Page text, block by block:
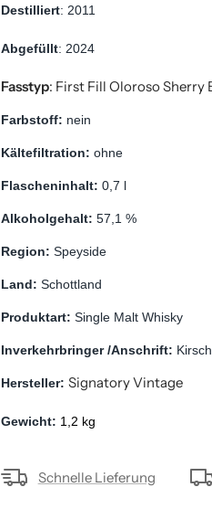
Destilliert: 2011
Abgefüllt: 2024
Fasstyp: First Fill Oloroso Sherry
Farbstoff: nein
Kältefiltration: ohne
Flascheninhalt: 0,7 l
Alkoholgehalt: 57,1 %
Region: Speyside
Land: Schottland
Produktart: Single Malt Whisky
Inverkehrbringer /Anschrift:
Hersteller: Signatory Vintage
Gewicht: 1,2 kg
Schnelle Lieferung